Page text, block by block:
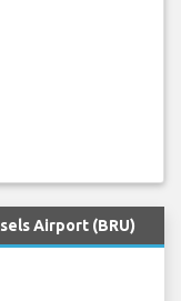
Airport (BRU)